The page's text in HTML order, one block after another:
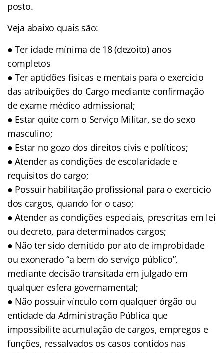
posto.
Veja abaixo quais são:
● Ter idade mínima de 18 (dezoito) anos
completos
● Ter aptidões físicas e mentais para o exercício
das atribuições do Cargo mediante confirmação
de exame médico admissional;
● Estar quite com o Serviço Militar, se do sexo
masculino;
● Estar no gozo dos direitos civis e políticos;
● Atender as condições de escolaridade e
requisitos do cargo;
● Possuir habilitação profissional para o exercício
dos cargos, quando for o caso;
● Atender as condições especiais, prescritas em lei
ou decreto, para determinados cargos;
● Não ter sido demitido por ato de improbidade
ou exonerado “a bem do serviço público”,
mediante decisão transitada em julgado em
qualquer esfera governamental;
● Não possuir vínculo com qualquer órgão ou
entidade da Administração Pública que
impossibilite acumulação de cargos, empregos e
funções, ressalvados os casos contidos nas